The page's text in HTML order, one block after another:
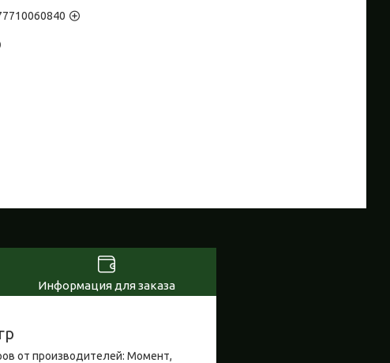
Информация для заказа
от производителей: Момент,